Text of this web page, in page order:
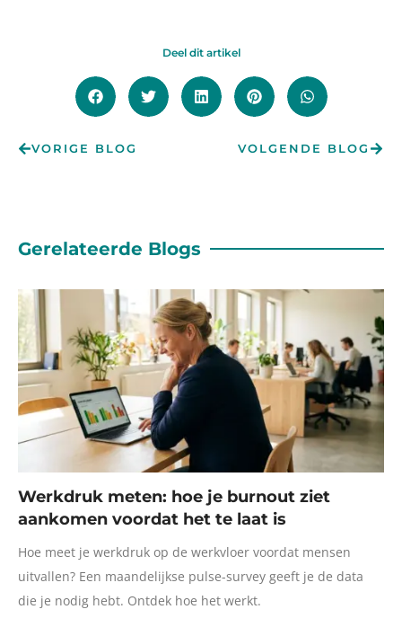
Deel dit artikel
VORIGE BLOG VOLGENDE BLOG
Gerelateerde Blogs
Werkdruk meten: hoe je burnout ziet
aankomen voordat het te laat is
Hoe meet je werkdruk op de werkvloer voordat mensen
uitvallen? Een maandelijkse pulse-survey geeft je de data
die je nodig hebt. Ontdek hoe het werkt.